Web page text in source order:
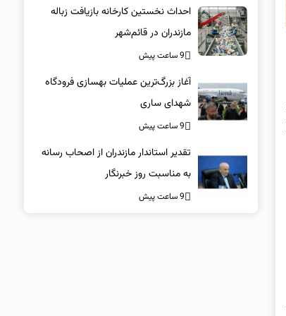
احداث نخستین کارخانه بازیافت زباله
مازندران در قائم‌شهر
9 ساعت پیش
آغاز بزرگ‌ترین عملیات بهسازی فرودگاه
شهدای ساری
9 ساعت پیش
تقدیر استاندار مازندران از اصحاب رسانه
به مناسبت روز خبرنگار
9 ساعت پیش